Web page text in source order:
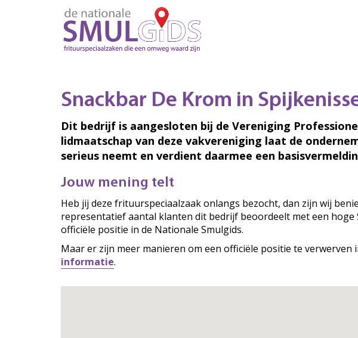
Snackbar De Krom in
Dit bedrijf is aangesloten bij de Vereniging
lidmaatschap van deze vakvereniging laat de
serieus neemt en verdient daarmee een
Jouw mening telt
Heb jij deze frituurspeciaalzaak onlangs bezocht, dan zijn wij
representatief aantal klanten dit bedrijf beoordeelt met een hoge
officiële positie in de Nationale Smulgids.
Maar er zijn meer manieren om een officiële positie te verwerven
informatie.